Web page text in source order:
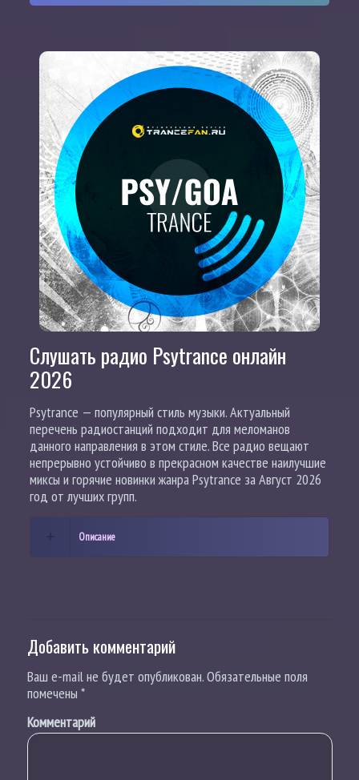
Слушать радио Psytrance онлайн
2026
Psytrance — популярный стиль музыки. Актуальный
перечень радиостанций подходит для меломанов
данного направления в этом стиле. Все радио вещают
непрерывно устойчиво в прекрасном качестве наилучшие
миксы и горячие новинки жанра Psytrance за Август 2026
год от лучших групп.
Описание
Добавить комментарий
Ваш e-mail не будет опубликован.Обязательные поля
помечены *
Комментарий